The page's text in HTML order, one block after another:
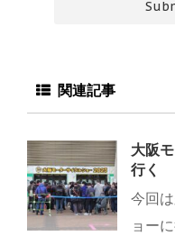
関連記事
大阪
行く
今回
ョー